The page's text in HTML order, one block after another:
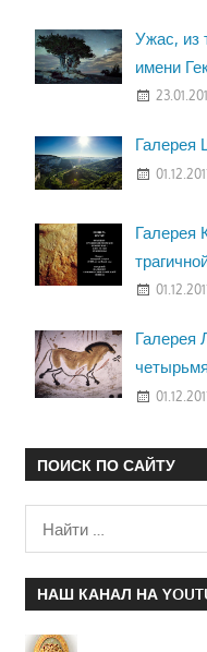
Ужас, из
имени
Галерея
Галерея
Галерея
ПОИСК ПО САЙТУ
НАШ КАНАЛ НА